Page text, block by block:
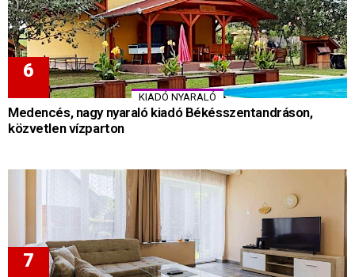
KIADÓ NYARALÓ
Medencés, nagy nyaraló kiadó Békésszentandráson,
közvetlen vízparton